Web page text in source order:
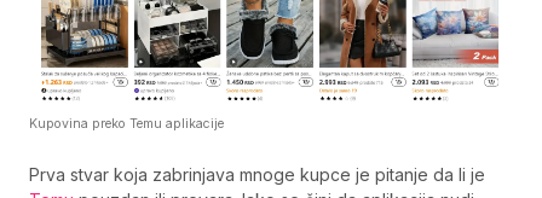
Kupovina preko Temu aplikacije
Prva stvar koja zabrinjava mnoge kupce je pitanje da li je